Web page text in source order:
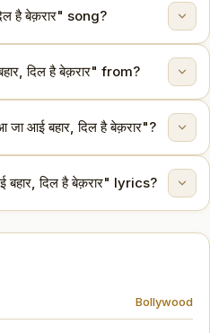
है बेक़रार" song?
is sung by Lata Mangeshkar.
दिल है बेक़रार" from?
Rajkumar (1964).
आई बहार, दिल है बेक़रार"?
दिल है बेक़रार" lyrics?
"आ जा आई बहार, दिल है बेक़रार"
Bollywood